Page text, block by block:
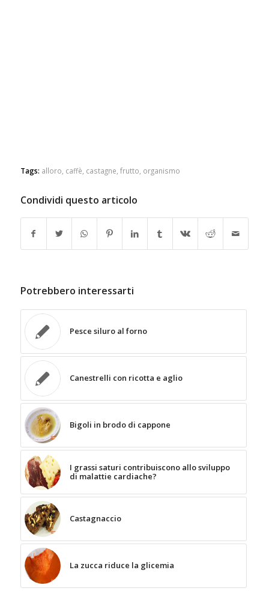
Tags: alloro caffè castagne frutto organismo
Condividi questo articolo
Potrebbero interessarti
Pesce siluro al forno
Canestrelli con ricotta e aglio
Bigoli in brodo di cappone
I grassi saturi contribuiscono allo sviluppo
di malattie cardiache?
Castagnaccio
La zucca riduce la glicemia